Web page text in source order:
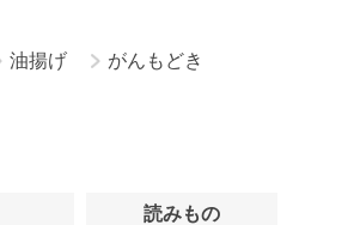
油揚げ がんもどき
読みもの